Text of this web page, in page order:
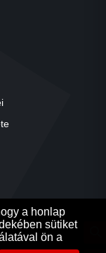
a honlap
sütiket
ön a